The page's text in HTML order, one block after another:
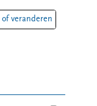
veranderen